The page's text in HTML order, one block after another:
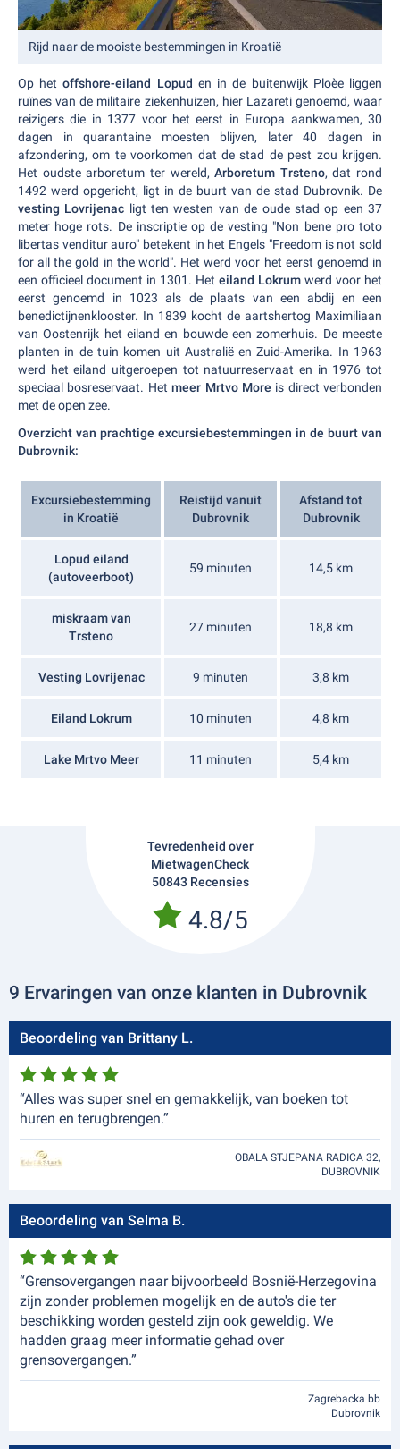
Rijd naar de mooiste bestemmingen in Kroatië
Op hetoffshore-eiland Lopud en in de buitenwijk Ploèe liggen
ruïnes van de militaire ziekenhuizen, hier Lazareti genoemd, waar
reizigers die in 1377 voor het eerst in Europa aankwamen, 30
dagen in quarantaine moesten blijven, later 40 dagen in
afzondering, om te voorkomen dat de stad de pest zou krijgen.
Het oudste arboretum ter wereld,Arboretum Trsteno, dat rond
1492 werd opgericht, ligt in de buurt van de stad Dubrovnik. De
vesting Lovrijenac ligt ten westen van de oude stad op een 37
meter hoge rots. De inscriptie op de vesting "Non bene pro toto
libertas venditur auro" betekent in het Engels "Freedom is not sold
for all the gold in the world". Het werd voor het eerst genoemd in
een officieel document in 1301. Het eiland Lokrum werd voor het
eerst genoemd in 1023 als de plaats van een abdij en een
benedictijnenklooster. In 1839 kocht de aartshertog Maximiliaan
van Oostenrijk het eiland en bouwde een zomerhuis. De meeste
planten in de tuin komen uit Australië en Zuid-Amerika. In 1963
werd het eiland uitgeroepen tot natuurreservaat en in 1976 tot
speciaal bosreservaat. Hetmeer Mrtvo More is direct verbonden
met de open zee.
Overzicht van prachtige excursiebestemmingen in de buurt van
Dubrovnik:
Excursiebestemming
in Kroatië
Reistijd vanuit
Dubrovnik
Afstand tot
Dubrovnik
Lopud eiland
(autoveerboot)
59 minuten 14,5 km
miskraam van
Trsteno
27 minuten 18,8 km
Vesting Lovrijenac 9 minuten 3,8 km
Eiland Lokrum 10 minuten 4,8 km
Lake Mrtvo Meer 11 minuten 5,4 km
Tevredenheid over
MietwagenCheck
50843 Recensies
4.8/5
9 Ervaringen van onze klanten in Dubrovnik
Beoordeling van Brittany L.
“Alles was super snel en gemakkelijk, van boeken tot
huren en terugbrengen.”
OBALA STJEPANA RADICA 32,
DUBROVNIK
Beoordeling van Selma B.
“Grensovergangen naar bijvoorbeeld Bosnië-Herzegovina
zijn zonder problemen mogelijk en de auto's die ter
beschikking worden gesteld zijn ook geweldig. We
hadden graag meer informatie gehad over
grensovergangen.”
Zagrebacka bb
Dubrovnik